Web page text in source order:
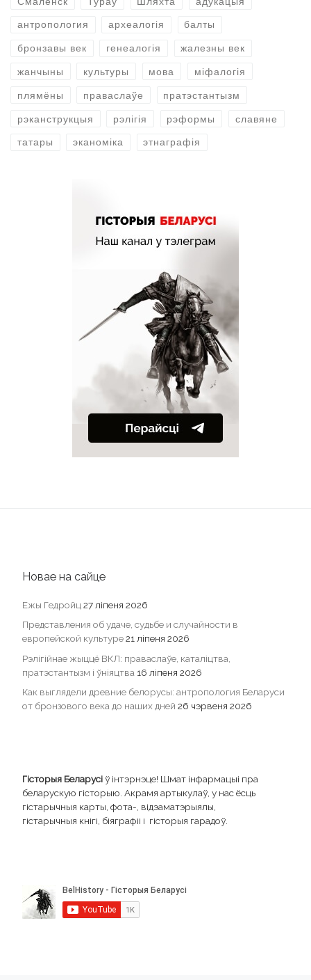
антропология археалогія балты
бронзавы век генеалогія жалезны век
жанчыны культуры мова міфалогія
плямёны праваслаўе пратэстантызм
рэканструкцыя рэлігія рэформы славяне
татары эканоміка этнаграфія
Новае на сайце
Ежы Гедройц 27 ліпеня 2026
Представления об удаче, судьбе и случайности в
европейской культуре21 ліпеня 2026
Рэлігійнае жыццё ВКЛ: праваслаўе, каталіцтва,
пратэстантызм і ўніяцтва 16 ліпеня 2026
Как выглядели древние белорусы: антропология Беларуси
от бронзового века до наших дней 26 чэрвеня 2026
Гісторыя Беларусіў інтэрнэце! Шмат інфармацыі пра
беларускую гісторыю. Акрамя артыкулаў, у нас ёсць
гістарычныя карты, фота-, відэаматэрыялы,
гістарычныя кнігі, біяграфіі і гісторыя гарадоў.